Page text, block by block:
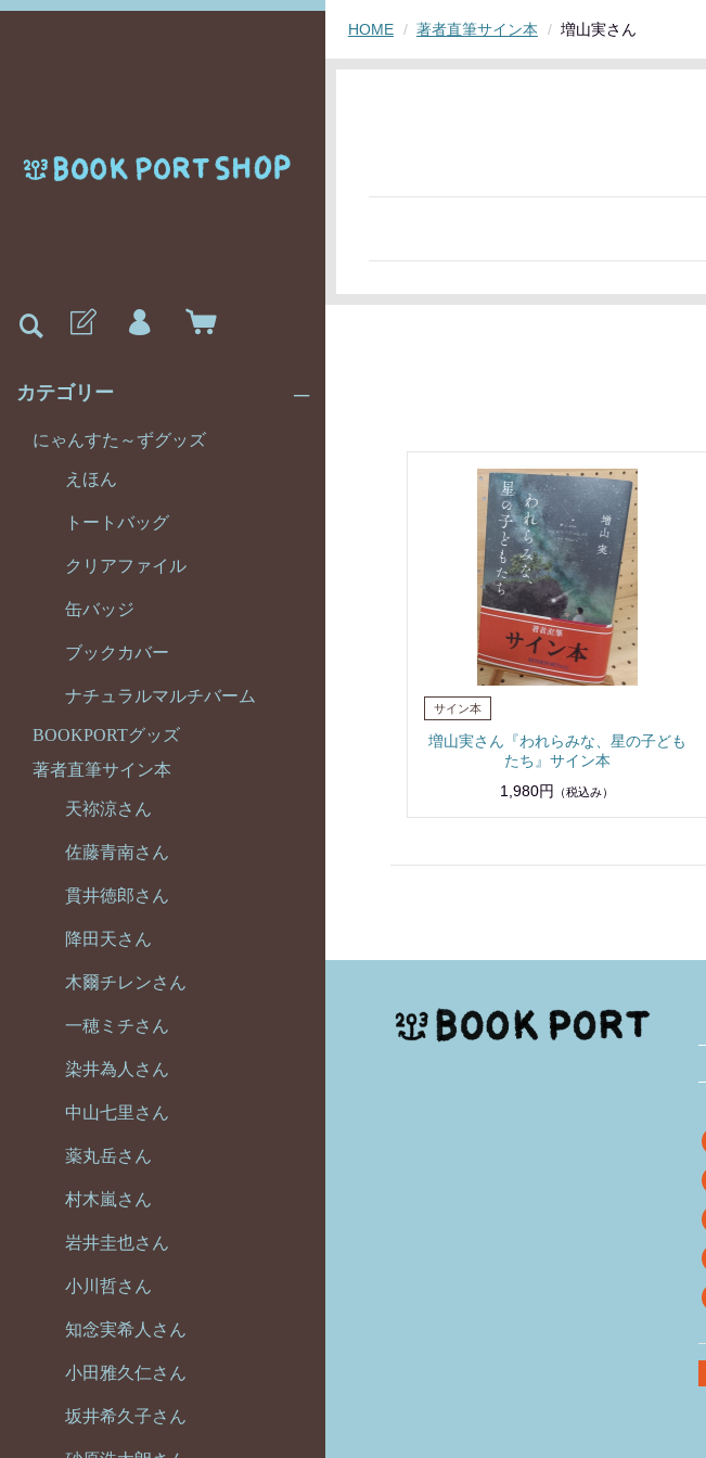
カテゴリー
にゃんすた～ずグッズ
えほん
トートバッグ
クリアファイル
缶バッジ
ブックカバー
ナチュラルマルチバーム
BOOKPORTグッズ
著者直筆サイン本
天祢涼さん
佐藤青南さん
貫井徳郎さん
降田天さん
木爾チレンさん
一穂ミチさん
染井為人さん
中山七里さん
薬丸岳さん
村木嵐さん
岩井圭也さん
小川哲さん
知念実希人さん
小田雅久仁さん
坂井希久子さん
HOME 著者直筆サイン本 増山実さん
増山実さん『われらみな、星の子ども
たち』サイン本
1,980円
（税込み）